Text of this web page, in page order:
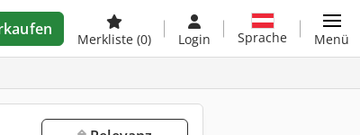
Merkliste (0) Login Sprache Menü